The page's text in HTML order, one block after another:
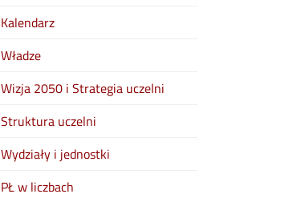
Kalendarz
Władze
Wizja 2050 i Strategia uczelni
Struktura uczelni
Wydziały i jednostki
PŁ w liczbach